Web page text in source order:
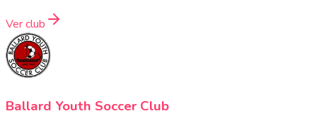
Ver club
Ballard Youth Soccer Club